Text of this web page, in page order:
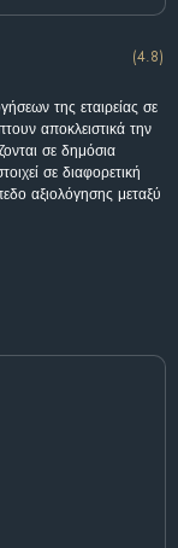
(4.8)
της εταιρείας σε
αποκλειστικά την
σε δημόσια
σε διαφορετική
αξιολόγησης μεταξύ